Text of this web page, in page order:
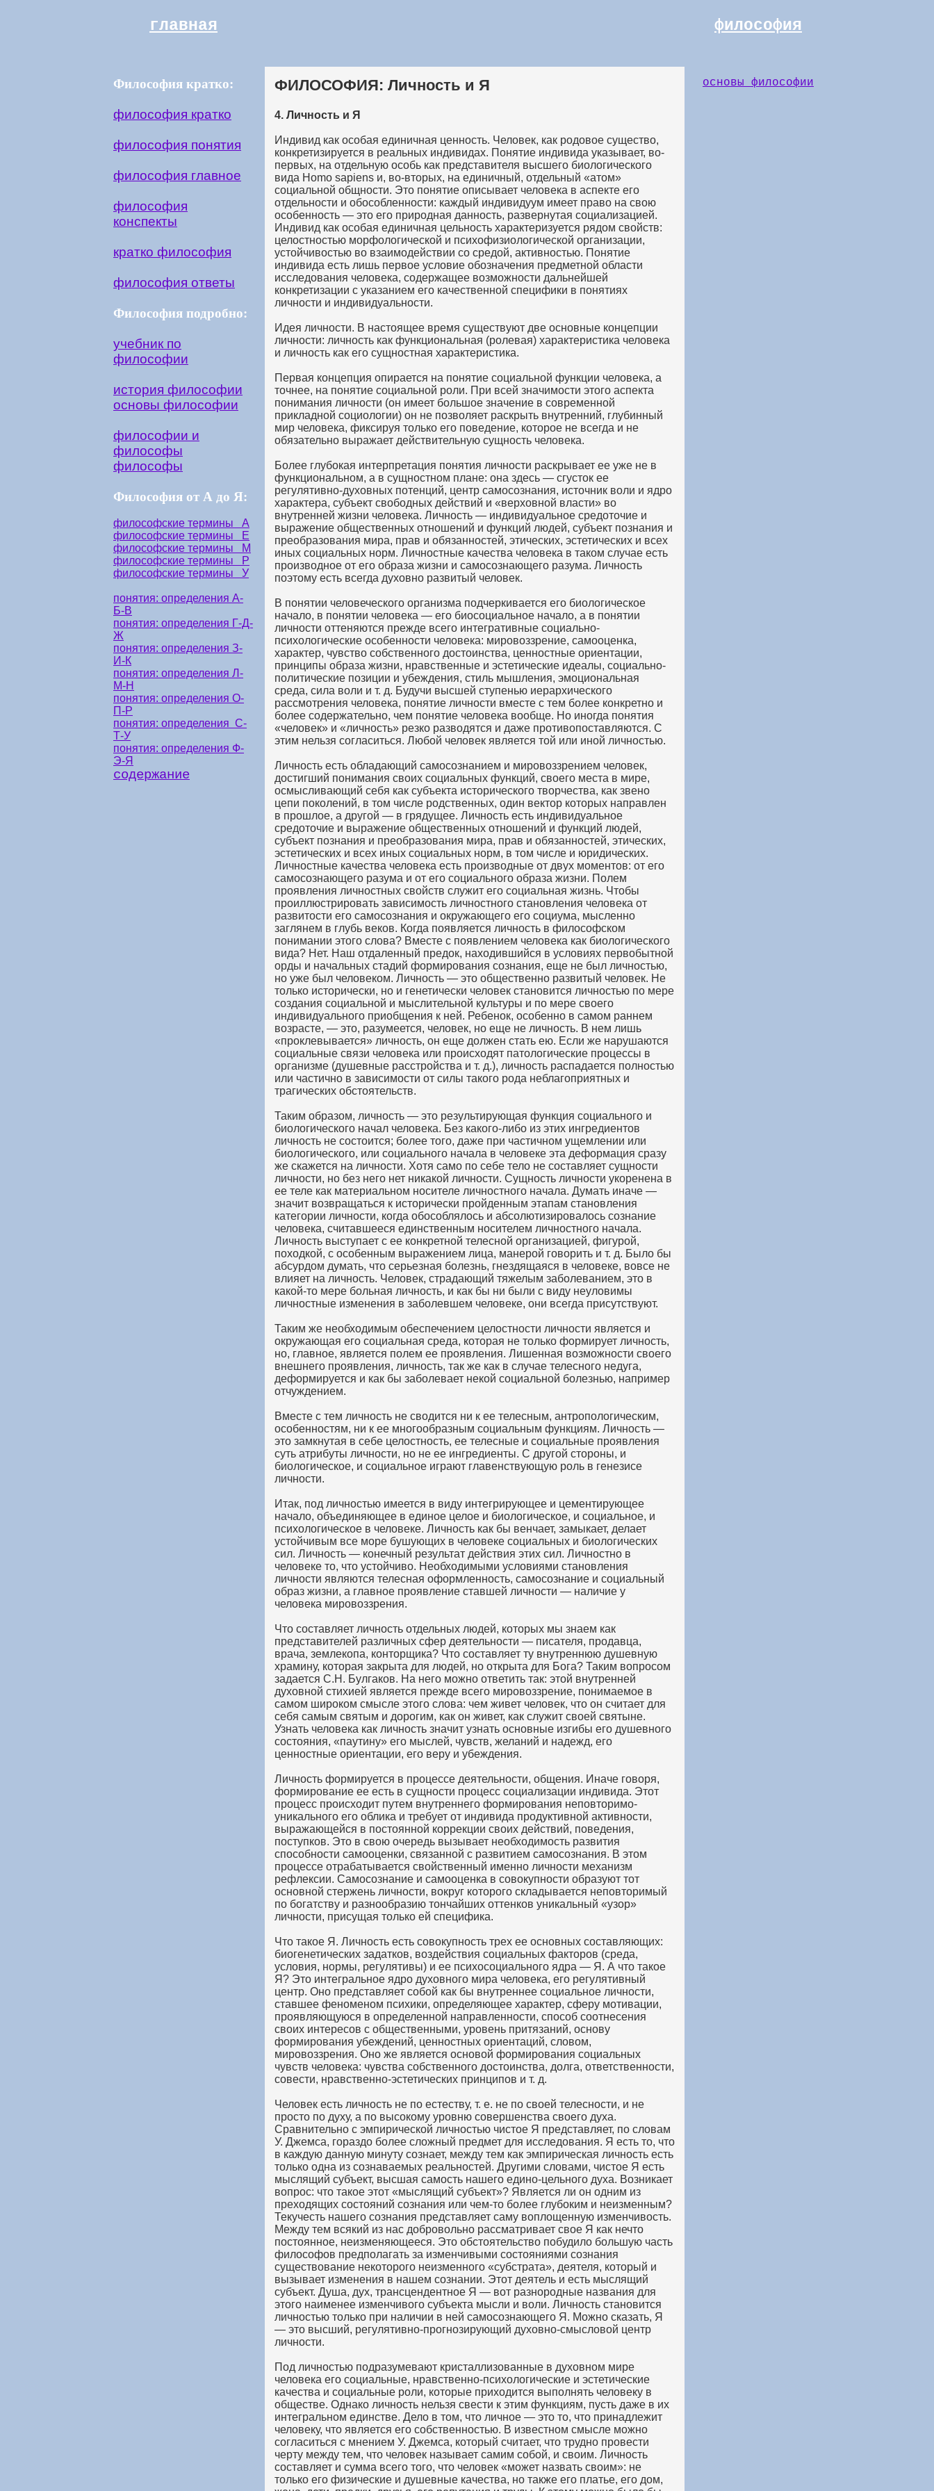
главная философия
Философия кратко:
философия кратко
философия понятия
философия главное
философия
конспекты
кратко философия
философия ответы
Философия подробно:
учебник по
философии
история философии
основы философии
философии и
философы
философы
Философия от А до Я:
философские термины А
философские термины Е
философские термины М
философские термины Р
философские термины У
понятия: определения А-
Б-В
понятия: определения Г-Д-
Ж
понятия: определения З-
И-К
понятия: определения Л-
М-Н
понятия: определения О-
П-Р
понятия: определения С-
Т-У
понятия: определения Ф-
Э-Я
содержание
ФИЛОСОФИЯ: Личность и Я
4. Личность и Я
Индивид как особая единичная ценность. Человек, как родовое существо,
конкретизируется в реальных индивидах. Понятие индивида указывает, во-
первых, на отдельную особь как представителя высшего биологического
вида Homo sapiens и, во-вторых, на единичный, отдельный «атом»
социальной общности. Это понятие описывает человека в аспекте его
отдельности и обособленности: каждый индивидуум имеет право на свою
особенность — это его природная данность, развернутая социализацией.
Индивид как особая единичная цельность характеризуется рядом свойств:
целостностью морфологической и психофизиологической организации,
устойчивостью во взаимодействии со средой, активностью. Понятие
индивида есть лишь первое условие обозначения предметной области
исследования человека, содержащее возможности дальнейшей
конкретизации с указанием его качественной специфики в понятиях
личности и индивидуальности.
Идея личности. В настоящее время существуют две основные концепции
личности: личность как функциональная (ролевая) характеристика человека
и личность как его сущностная характеристика.
Первая концепция опирается на понятие социальной функции человека, а
точнее, на понятие социальной роли. При всей значимости этого аспекта
понимания личности (он имеет большое значение в современной
прикладной социологии) он не позволяет раскрыть внутренний, глубинный
мир человека, фиксируя только его поведение, которое не всегда и не
обязательно выражает действительную сущность человека.
Более глубокая интерпретация понятия личности раскрывает ее уже не в
функциональном, а в сущностном плане: она здесь — сгусток ее
регулятивно-духовных потенций, центр самосознания, источник воли и ядро
характера, субъект свободных действий и «верховной власти» во
внутренней жизни человека. Личность — индивидуальное средоточие и
выражение общественных отношений и функций людей, субъект познания и
преобразования мира, прав и обязанностей, этических, эстетических и всех
иных социальных норм. Личностные качества человека в таком случае есть
производное от его образа жизни и самосознающего разума. Личность
поэтому есть всегда духовно развитый человек.
В понятии человеческого организма подчеркивается его биологическое
начало, в понятии человека — его биосоциальное начало, а в понятии
личности оттеняются прежде всего интегративные социально-
психологические особенности человека: мировоззрение, самооценка,
характер, чувство собственного достоинства, ценностные ориентации,
принципы образа жизни, нравственные и эстетические идеалы, социально-
политические позиции и убеждения, стиль мышления, эмоциональная
среда, сила воли и т. д. Будучи высшей ступенью иерархического
рассмотрения человека, понятие личности вместе с тем более конкретно и
более содержательно, чем понятие человека вообще. Но иногда понятия
«человек» и «личность» резко разводятся и даже противопоставляются. С
этим нельзя согласиться. Любой человек является той или иной личностью.
Личность есть обладающий самосознанием и мировоззрением человек,
достигший понимания своих социальных функций, своего места в мире,
осмысливающий себя как субъекта исторического творчества, как звено
цепи поколений, в том числе родственных, один вектор которых направлен
в прошлое, а другой — в грядущее. Личность есть индивидуальное
средоточие и выражение общественных отношений и функций людей,
субъект познания и преобразования мира, прав и обязанностей, этических,
эстетических и всех иных социальных норм, в том числе и юридических.
Личностные качества человека есть производные от двух моментов: от его
самосознающего разума и от его социального образа жизни. Полем
проявления личностных свойств служит его социальная жизнь. Чтобы
проиллюстрировать зависимость личностного становления человека от
развитости его самосознания и окружающего его социума, мысленно
заглянем в глубь веков. Когда появляется личность в философском
понимании этого слова? Вместе с появлением человека как биологического
вида? Нет. Наш отдаленный предок, находившийся в условиях первобытной
орды и начальных стадий формирования сознания, еще не был личностью,
но уже был человеком. Личность — это общественно развитый человек. Не
только исторически, но и генетически человек становится личностью по мере
создания социальной и мыслительной культуры и по мере своего
индивидуального приобщения к ней. Ребенок, особенно в самом раннем
возрасте, — это, разумеется, человек, но еще не личность. В нем лишь
«проклевывается» личность, он еще должен стать ею. Если же нарушаются
социальные связи человека или происходят патологические процессы в
организме (душевные расстройства и т. д.), личность распадается полностью
или частично в зависимости от силы такого рода неблагоприятных и
трагических обстоятельств.
Таким образом, личность — это результирующая функция социального и
биологического начал человека. Без какого-либо из этих ингредиентов
личность не состоится; более того, даже при частичном ущемлении или
биологического, или социального начала в человеке эта деформация сразу
же скажется на личности. Хотя само по себе тело не составляет сущности
личности, но без него нет никакой личности. Сущность личности укоренена в
ее теле как материальном носителе личностного начала. Думать иначе —
значит возвращаться к исторически пройденным этапам становления
категории личности, когда обособлялось и абсолютизировалось сознание
человека, считавшееся единственным носителем личностного начала.
Личность выступает с ее конкретной телесной организацией, фигурой,
походкой, с особенным выражением лица, манерой говорить и т. д. Было бы
абсурдом думать, что серьезная болезнь, гнездящаяся в человеке, вовсе не
влияет на личность. Человек, страдающий тяжелым заболеванием, это в
какой-то мере больная личность, и как бы ни были с виду неуловимы
личностные изменения в заболевшем человеке, они всегда присутствуют.
Таким же необходимым обеспечением целостности личности является и
окружающая его социальная среда, которая не только формирует личность,
но, главное, является полем ее проявления. Лишенная возможности своего
внешнего проявления, личность, так же как в случае телесного недуга,
деформируется и как бы заболевает некой социальной болезнью, например
отчуждением.
Вместе с тем личность не сводится ни к ее телесным, антропологическим,
особенностям, ни к ее многообразным социальным функциям. Личность —
это замкнутая в себе целостность, ее телесные и социальные проявления
суть атрибуты личности, но не ее ингредиенты. С другой стороны, и
биологическое, и социальное играют главенствующую роль в генезисе
личности.
Итак, под личностью имеется в виду интегрирующее и цементирующее
начало, объединяющее в единое целое и биологическое, и социальное, и
психологическое в человеке. Личность как бы венчает, замыкает, делает
устойчивым все море бушующих в человеке социальных и биологических
сил. Личность — конечный результат действия этих сил. Личностно в
человеке то, что устойчиво. Необходимыми условиями становления
личности являются телесная оформленность, самосознание и социальный
образ жизни, а главное проявление ставшей личности — наличие у
человека мировоззрения.
Что составляет личность отдельных людей, которых мы знаем как
представителей различных сфер деятельности — писателя, продавца,
врача, землекопа, конторщика? Что составляет ту внутреннюю душевную
храмину, которая закрыта для людей, но открыта для Бога? Таким вопросом
задается С.Н. Булгаков. На него можно ответить так: этой внутренней
духовной стихией является прежде всего мировоззрение, понимаемое в
самом широком смысле этого слова: чем живет человек, что он считает для
себя самым святым и дорогим, как он живет, как служит своей святыне.
Узнать человека как личность значит узнать основные изгибы его душевного
состояния, «паутину» его мыслей, чувств, желаний и надежд, его
ценностные ориентации, его веру и убеждения.
Личность формируется в процессе деятельности, общения. Иначе говоря,
формирование ее есть в сущности процесс социализации индивида. Этот
процесс происходит путем внутреннего формирования неповторимо-
уникального его облика и требует от индивида продуктивной активности,
выражающейся в постоянной коррекции своих действий, поведения,
поступков. Это в свою очередь вызывает необходимость развития
способности самооценки, связанной с развитием самосознания. В этом
процессе отрабатывается свойственный именно личности механизм
рефлексии. Самосознание и самооценка в совокупности образуют тот
основной стержень личности, вокруг которого складывается неповторимый
по богатству и разнообразию тончайших оттенков уникальный «узор»
личности, присущая только ей специфика.
Что такое Я. Личность есть совокупность трех ее основных составляющих:
биогенетических задатков, воздействия социальных факторов (среда,
условия, нормы, регулятивы) и ее психосоциального ядра — Я. А что такое
Я? Это интегральное ядро духовного мира человека, его регулятивный
центр. Оно представляет собой как бы внутреннее социальное личности,
ставшее феноменом психики, определяющее характер, сферу мотивации,
проявляющуюся в определенной направленности, способ соотнесения
своих интересов с общественными, уровень притязаний, основу
формирования убеждений, ценностных ориентаций, словом,
мировоззрения. Оно же является основой формирования социальных
чувств человека: чувства собственного достоинства, долга, ответственности,
совести, нравственно-эстетических принципов и т. д.
Человек есть личность не по естеству, т. е. не по своей телесности, и не
просто по духу, а по высокому уровню совершенства своего духа.
Сравнительно с эмпирической личностью чистое Я представляет, по словам
У. Джемса, гораздо более сложный предмет для исследования. Я есть то, что
в каждую данную минуту сознает, между тем как эмпирическая личность есть
только одна из сознаваемых реальностей. Другими словами, чистое Я есть
мыслящий субъект, высшая самость нашего едино-цельного духа. Возникает
вопрос: что такое этот «мыслящий субъект»? Является ли он одним из
преходящих состояний сознания или чем-то более глубоким и неизменным?
Текучесть нашего сознания представляет саму воплощенную изменчивость.
Между тем всякий из нас добровольно рассматривает свое Я как нечто
постоянное, неизменяющееся. Это обстоятельство побудило большую часть
философов предполагать за изменчивыми состояниями сознания
существование некоторого неизменного «субстрата», деятеля, который и
вызывает изменения в нашем сознании. Этот деятель и есть мыслящий
субъект. Душа, дух, трансцендентное Я — вот разнородные названия для
этого наименее изменчивого субъекта мысли и воли. Личность становится
личностью только при наличии в ней самосознающего Я. Можно сказать, Я
— это высший, регулятивно-прогнозирующий духовно-смысловой центр
личности.
Под личностью подразумевают кристаллизованные в духовном мире
человека его социальные, нравственно-психологические и эстетические
качества и социальные роли, которые приходится выполнять человеку в
обществе. Однако личность нельзя свести к этим функциям, пусть даже в их
интегральном единстве. Дело в том, что личное — это то, что принадлежит
человеку, что является его собственностью. В известном смысле можно
согласиться с мнением У. Джемса, который считает, что трудно провести
черту между тем, что человек называет самим собой, и своим. Личность
составляет и сумма всего того, что человек «может назвать своим»: не
только его физические и душевные качества, но также его платье, его дом,
основы философии